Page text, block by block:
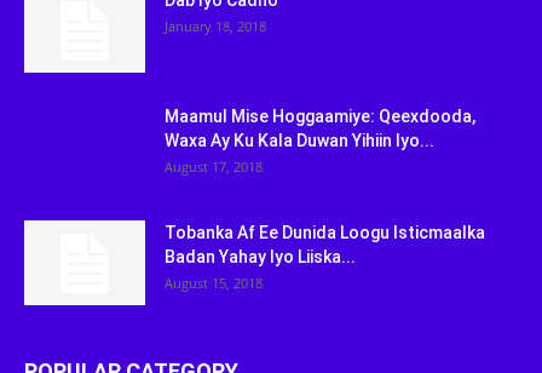
January 18, 2018
Maamul Mise Hoggaamiye: Qeexdooda,
Waxa Ay Ku Kala Duwan Yihiin Iyo...
August 17, 2018
Tobanka Af Ee Dunida Loogu Isticmaalka
Badan Yahay Iyo Liiska...
August 15, 2018